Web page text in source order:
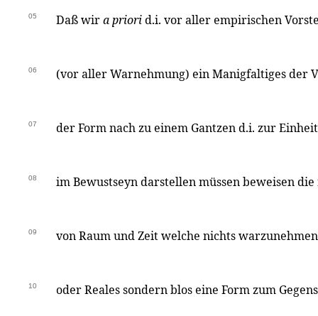
05 Daß wira priorid.i. vor aller empirischen
06 (vor aller Warnehmung) ein Manigfaltiges der
07 der Form nach zu einem Gantzen d.i. zur
08 im Bewustseyn darstellen müssen beweisen
09 von Raum und Zeit welche nichts
10 oder Reales sondern blos eine Form zum